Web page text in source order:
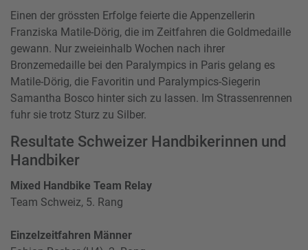
Einen der grössten Erfolge feierte die Appenzellerin
Franziska Matile-Dörig, die im Zeitfahren die Goldmedaille
gewann. Nur zweieinhalb Wochen nach ihrer
Bronzemedaille bei den Paralympics in Paris gelang es
Matile-Dörig, die Favoritin und Paralympics-Siegerin
Samantha Bosco hinter sich zu lassen. Im Strassenrennen
fuhr sie trotz Sturz zu Silber.
Resultate Schweizer Handbikerinnen und
Handbiker
Mixed Handbike Team Relay
Team Schweiz, 5. Rang
Einzelzeitfahren Männer